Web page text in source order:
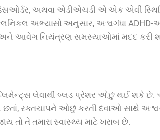
અથવા એડીએચડી એ એક એવી
અભ્યાસો અનુસાર, અશ્વગંધા
આવેગ નિયંત્રણ સમસ્યાઓમાં મદદ કરી
લેવાથી બ્લડ પ્રેશર ઓછું થઈ શકે
રક્તચાપને ઓછું કરતી દવાઓ સાથે
તો તે તમારા સ્વાસ્થ્ય માટે ખરાબ છે.